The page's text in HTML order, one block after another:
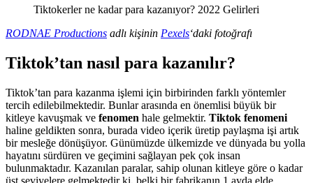
Tiktokerler ne kadar para kazanıyor? 2022 Gelirleri
RODNAE Productions adlı kişinin Pexels‘daki fotoğrafı
Tiktok’tan nasıl para kazanılır?
Tiktok’tan para kazanma işlemi için birbirinden farklı yöntemler
tercih edilebilmektedir. Bunlar arasında en önemlisi büyük bir
kitleye kavuşmak ve fenomen hale gelmektir. Tiktok fenomeni
haline geldikten sonra, burada video içerik üretip paylaşma işi artık
bir mesleğe dönüşüyor. Günümüzde ülkemizde ve dünyada bu yolla
hayatını sürdüren ve geçimini sağlayan pek çok insan
bulunmaktadır. Kazanılan paralar, sahip olunan kitleye göre o kadar
üst seviyelere gelmektedir ki, belki bir fabrikanın 1 ayda elde